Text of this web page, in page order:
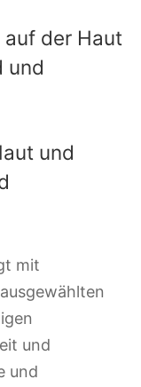
der Haut
und
und
mit
und
und